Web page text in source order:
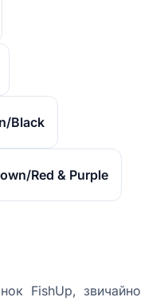
Black
Red & Purple
FishUp, звичайно